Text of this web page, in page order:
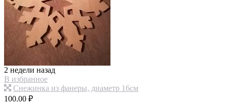
2 недели назад
В избранное
Снежинка из фанеры, диаметр 16см
100.00 ₽